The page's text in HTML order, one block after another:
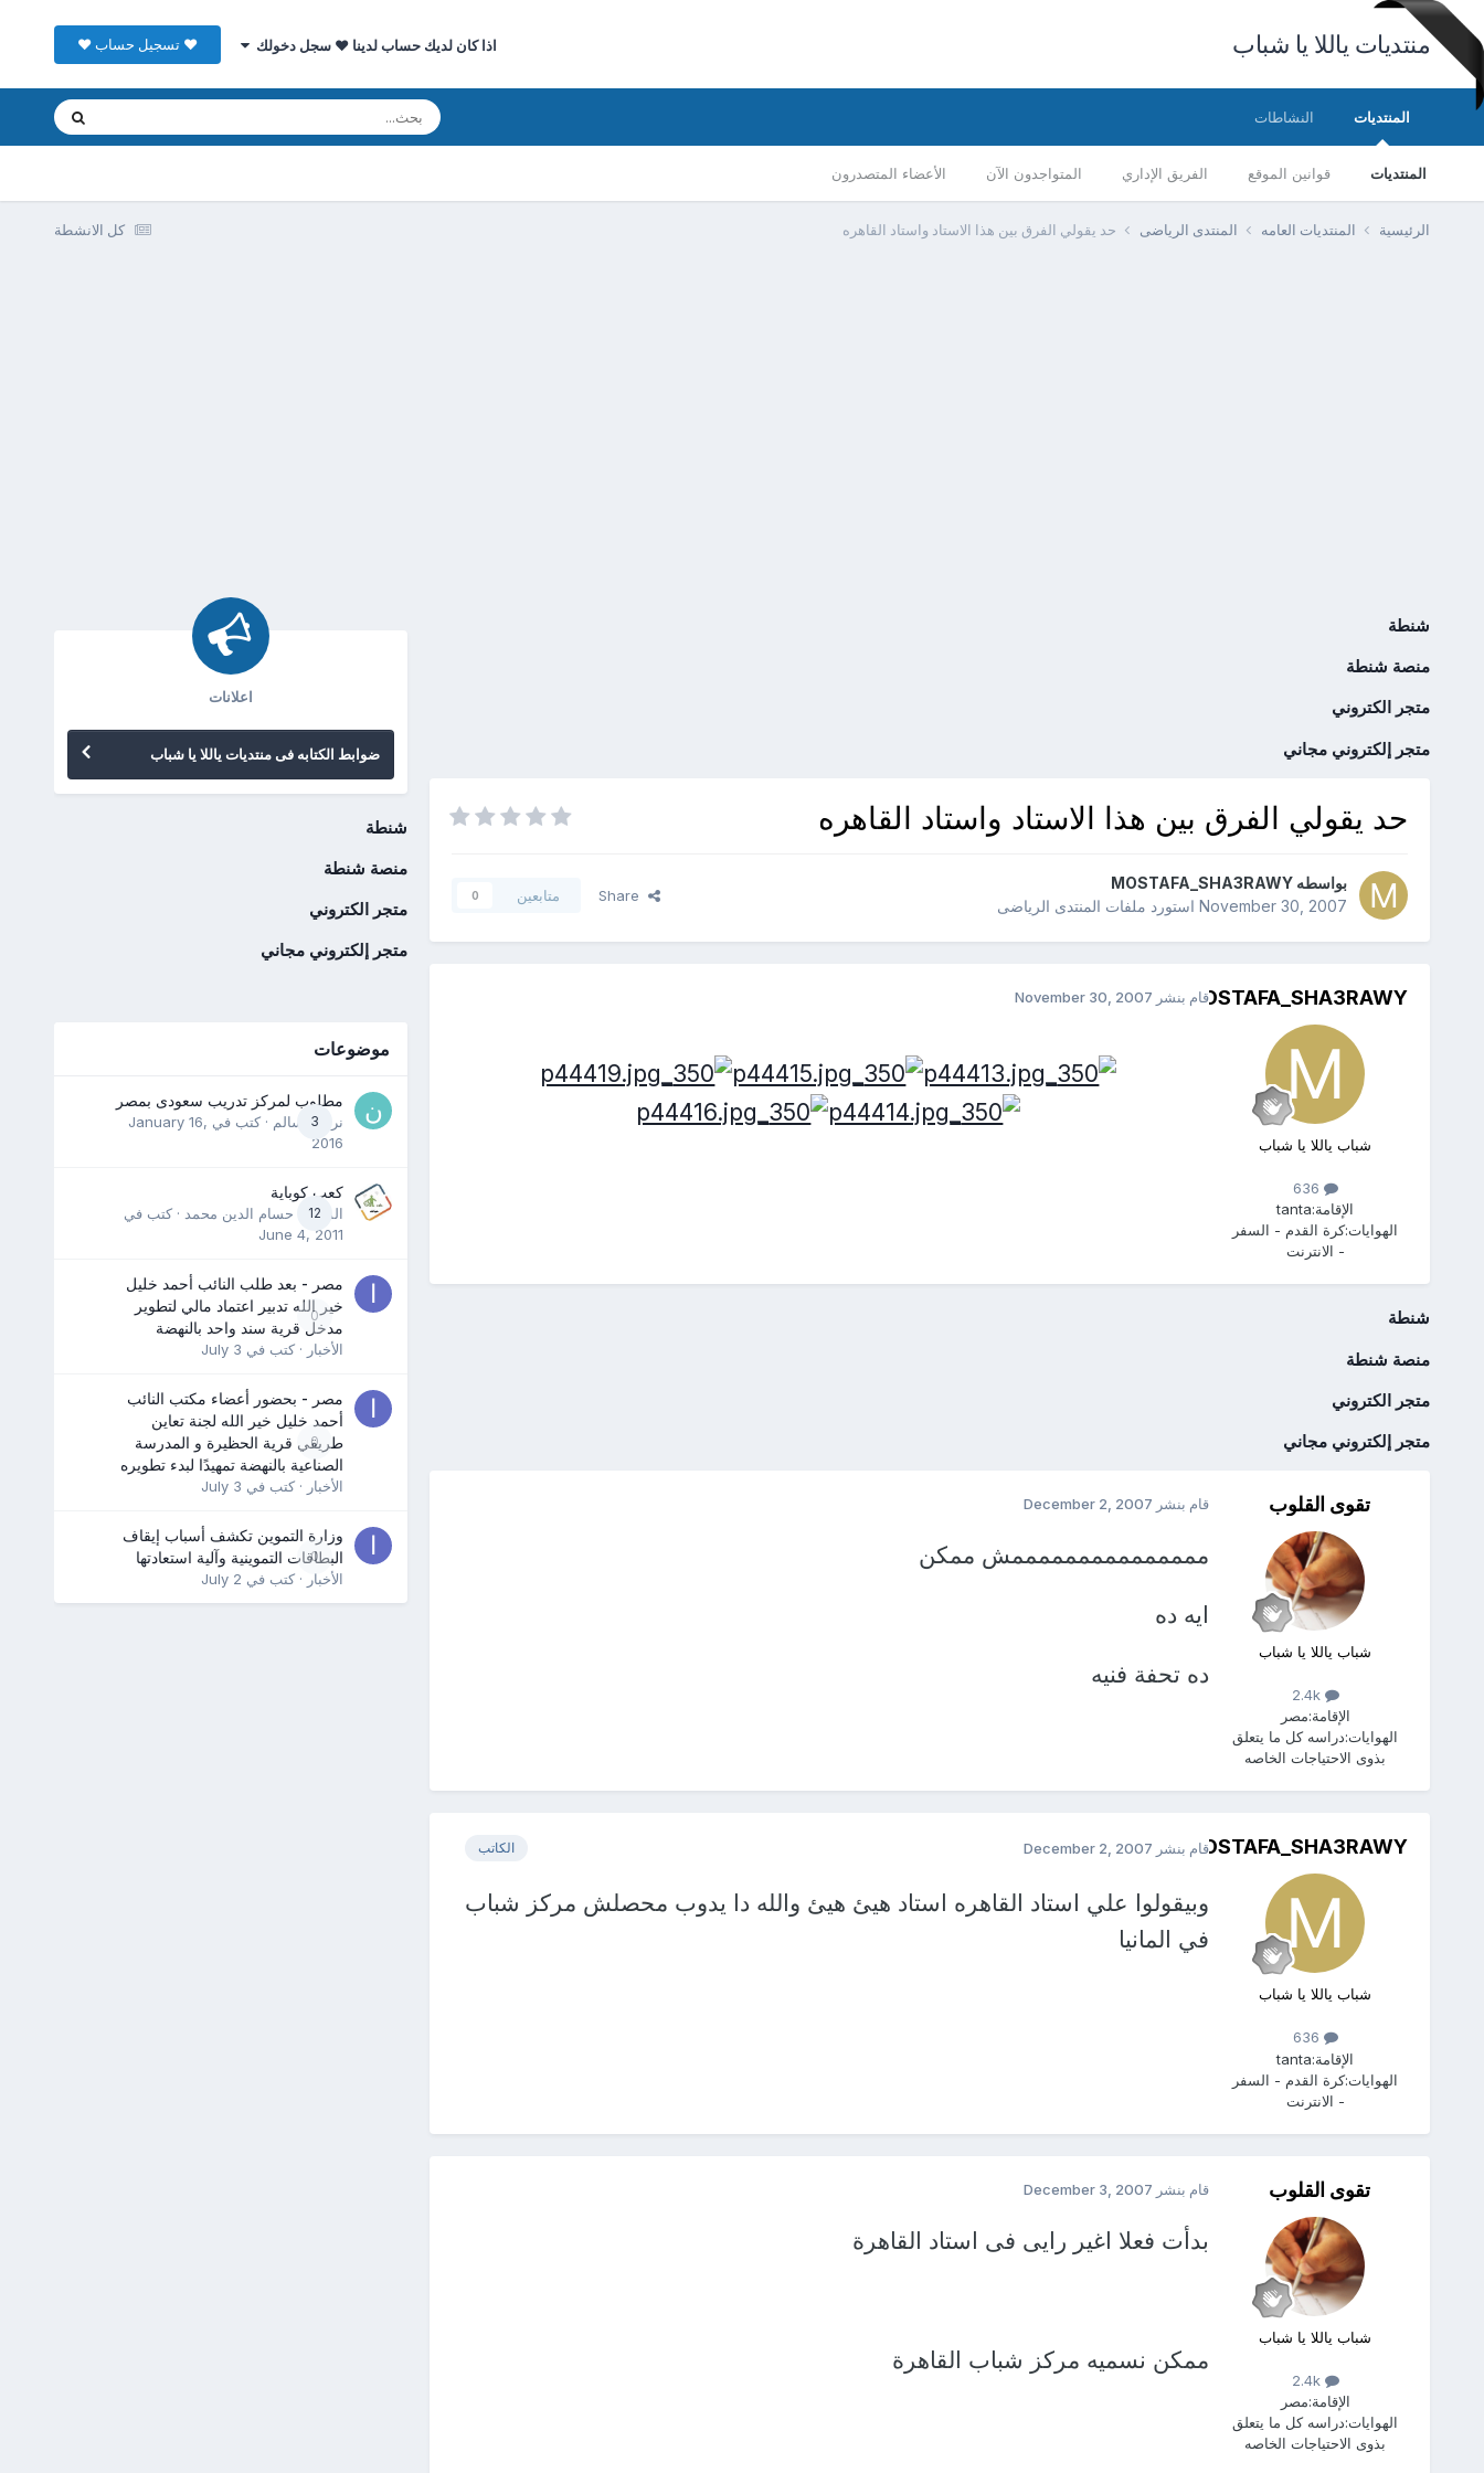
منتديات ياللا يا شباب اذا كان لديك حساب لدينا ♥ سجل دخولك ♥ تسجيل حساب ♥
المنتديات
المنتديات قوانين الموقع الفريق الإداري المتواجدون الآن الأعضاء المتصدرون
النشاطات
كل الانشطة الرئيسية المنتديات العامه المنتدى الرياضى حد يقولي الفرق بين هذا الاستاد واستاد القاهره
شنطة
منصة شنطة
متجر الكتروني
متجر إلكتروني مجاني
حد يقولي الفرق بين هذا الاستاد واستاد القاهره
بواسطه MOSTAFA_SHA3RAWY
November 30, 2007استورد ملفات المنتدى الرياضى
Share متابعين 0
MOSTAFA_SHA3RAWY
شباب ياللا يا شباب
الإقامة:tanta
الهوايات:كرة القدم - السفر
- الانترنت
قام بنشر November 30, 2007
شنطة
منصة شنطة
متجر الكتروني
متجر إلكتروني مجاني
تقوى القلوب
شباب ياللا يا شباب
2.4k
الإقامة:مصر
الهوايات:دراسه كل ما يتعلق
بذوى الاحتياجات الخاصه
قام بنشر December 2, 2007
مممممممممممممممش ممكن
ايه ده
ده تحفة فنيه
MOSTAFA_SHA3RAWY
شباب ياللا يا شباب
الإقامة:tanta
الهوايات:كرة القدم - السفر
- الانترنت
الكاتب قام بنشر December 2, 2007
وبيقولوا علي استاد القاهره استاد هيئ هيئ والله دا يدوب محصلش مركز شباب
في المانيا
تقوى القلوب
شباب ياللا يا شباب
2.4k
الإقامة:مصر
الهوايات:دراسه كل ما يتعلق
بذوى الاحتياجات الخاصه
قام بنشر December 3, 2007
بدأت فعلا اغير رايى فى استاد القاهرة
ممكن نسميه مركز شباب القاهرة
اعلانات
ضوابط الكتابه فى منتديات ياللا يا شباب
شنطة
منصة شنطة
متجر الكتروني
متجر إلكتروني مجاني
موضوعات
3
مطلوب لمركز تدريب سعودى بمصر
نرمين سالم · كتب في January 16,
2016
12
كعب كوباية
المدرب حسام الدين محمد · كتب في
June 4, 2011
0
مصر - بعد طلب النائب أحمد خليل
خير الله تدبير اعتماد مالي لتطوير
مدخل قرية سند واحد بالنهضة
الأخبار · كتب في July 3
0
مصر - بحضور أعضاء مكتب النائب
أحمد خليل خير الله لجنة تعاين
طريقي قرية الحظيرة و المدرسة
الصناعية بالنهضة تمهيدًا لبدء تطويره
الأخبار · كتب في July 3
0
وزارة التموين تكشف أسباب إيقاف
البطاقات التموينية وآلية استعادتها
الأخبار · كتب في July 2